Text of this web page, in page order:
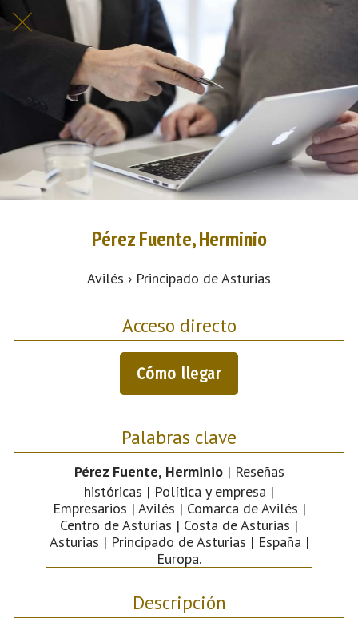
Pérez Fuente, Herminio
Avilés › Principado de Asturias
Acceso directo
Cómo llegar
Palabras clave
Pérez Fuente, Herminio| Reseñas
históricas | Política y empresa |
Empresarios | Avilés | Comarca de Avilés |
Centro de Asturias | Costa de Asturias |
Asturias | Principado de Asturias | España |
Europa.
Descripción